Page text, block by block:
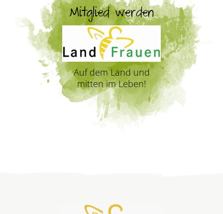
Mitglied werden
Auf dem Land und
mitten im Leben!